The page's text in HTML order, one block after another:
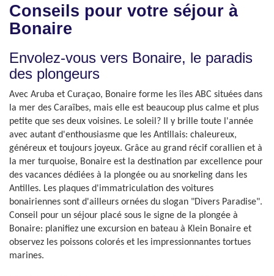
Conseils pour votre séjour à
Bonaire
Envolez-vous vers Bonaire, le paradis
des plongeurs
Avec Aruba et Curaçao, Bonaire forme les îles ABC situées dans
la mer des Caraïbes, mais elle est beaucoup plus calme et plus
petite que ses deux voisines. Le soleil? Il y brille toute l'année
avec autant d'enthousiasme que les Antillais: chaleureux,
généreux et toujours joyeux. Grâce au grand récif corallien et à
la mer turquoise, Bonaire est la destination par excellence pour
des vacances dédiées à la plongée ou au snorkeling dans les
Antilles. Les plaques d'immatriculation des voitures
bonairiennes sont d'ailleurs ornées du slogan "Divers Paradise".
Conseil pour un séjour placé sous le signe de la plongée à
Bonaire: planifiez une excursion en bateau à Klein Bonaire et
observez les poissons colorés et les impressionnantes tortues
marines.